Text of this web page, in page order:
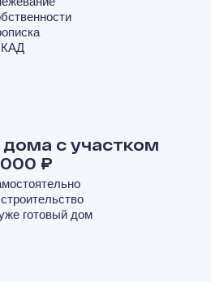
КАД
дома с участком
₽
готовый дом